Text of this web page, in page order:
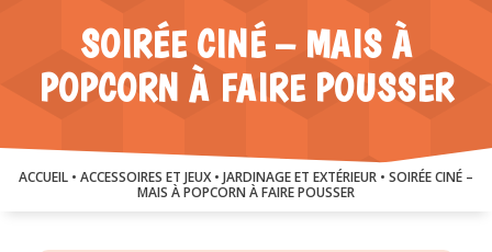
SOIRÉE CINÉ – MAIS À
POPCORN À FAIRE POUSSER
ACCUEIL • ACCESSOIRES ET JEUX• JARDINAGE ET EXTÉRIEUR • SOIRÉE CINÉ –
MAIS À POPCORN À FAIRE POUSSER